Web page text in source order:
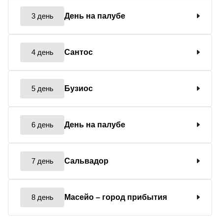
3 день День на палубе
4 день Сантос
5 день Бузиос
6 день День на палубе
7 день Сальвадор
8 день Масейо – город прибытия